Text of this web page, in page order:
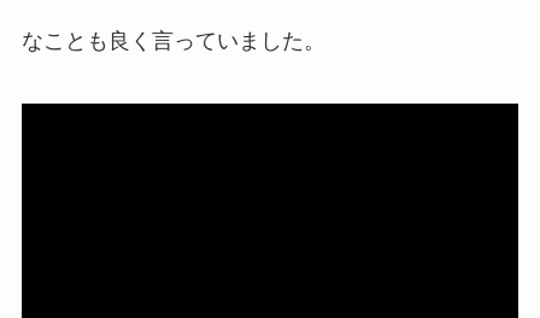
なことも良く言っていました。